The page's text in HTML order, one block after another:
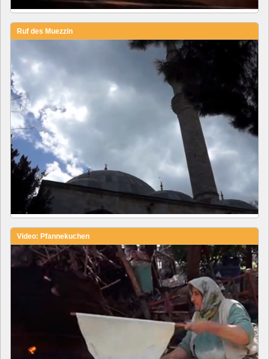
Ruf des Muezzin
Video: Pfannekuchen